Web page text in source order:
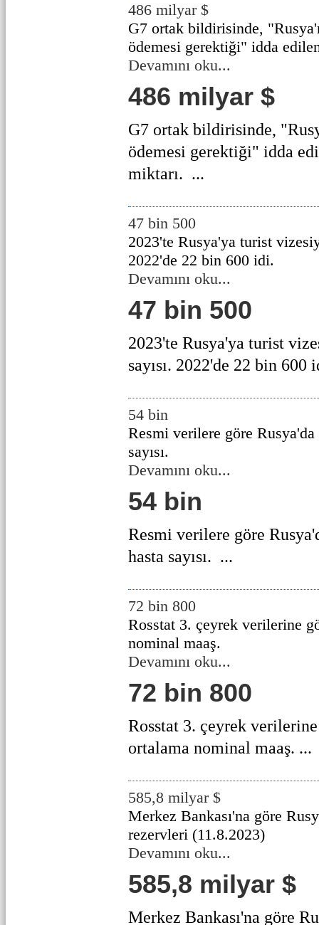
486 milyar $
G7 ortak bildirisinde,
ödemesi gerektiği" idda
Devamını oku...
486 milyar $
G7 ortak bildirisinde,
ödemesi gerektiği" idda
miktarı. ...
47 bin 500
2023'te Rusya'ya turist
2022'de 22 bin 600 idi.
Devamını oku...
47 bin 500
2023'te Rusya'ya turist
sayısı. 2022'de 22 bin 600
54 bin
Resmi verilere göre Rusya'da
sayısı.
Devamını oku...
54 bin
Resmi verilere göre
hasta sayısı. ...
72 bin 800
Rosstat 3. çeyrek verilerine
nominal maaş.
Devamını oku...
72 bin 800
Rosstat 3. çeyrek
ortalama nominal maaş. ...
585,8 milyar $
Merkez Bankası'na göre
rezervleri (11.8.2023)
Devamını oku...
585,8 milyar $
Merkez Bankası'na göre